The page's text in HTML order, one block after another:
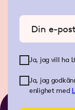
Ange din e-
Ja, jag vill ha
Ja, jag
enlighet med